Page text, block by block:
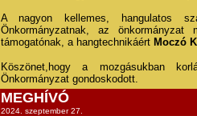
A nagyon kellemes, hangulatos
Önkormányzatnak, az önkormányzat
támogatónak, a hangtechnikáért Moczó
Köszönet,hogy a mozgásukban
Önkormányzat gondoskodott.
MEGHÍVÓ
2024. szeptember 27.